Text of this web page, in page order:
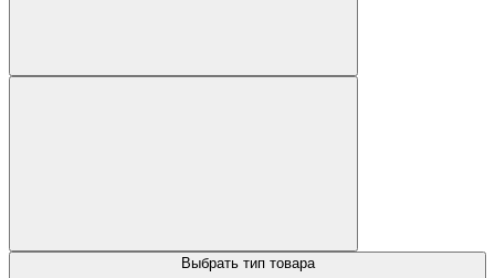
Выбрать тип товара